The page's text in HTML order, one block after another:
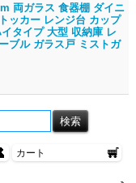
両ガラス 食器棚 ダイニ
ッカー レンジ台 カップ
タイプ 大型 収納庫 レ
ブル ガラス戸 ミストガ
カート